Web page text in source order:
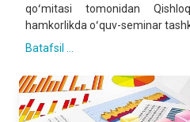
qoʻmitasi tomonidan
hamkorlikda oʻquv-seminar
Batafsil ...